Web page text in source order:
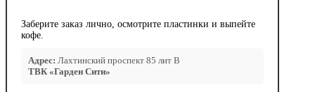
Заберите заказ лично, осмотрите пластинки и выпейте
кофе.
Адрес: Лахтинский проспект 85 лит В
ТВК «Гарден Сити»